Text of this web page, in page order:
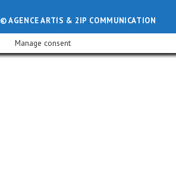
© AGENCE ARTIS & 2IP COMMUNICATION
Manage consent